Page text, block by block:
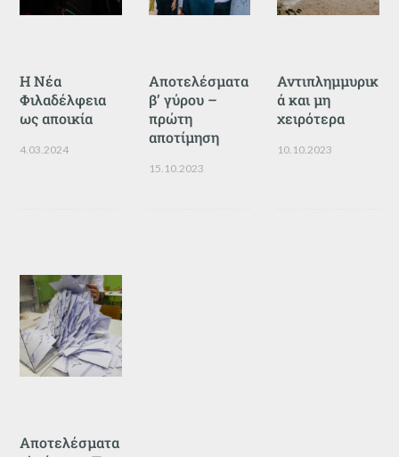
Η Νέα
Φιλαδέλφεια
ως αποικία
4.03.2024
Αποτελέσματα
β’ γύρου –
πρώτη
αποτίμηση
15.10.2023
Αντιπλημμυρικ
ά και μη
χειρότερα
10.10.2023
Αποτελέσματα